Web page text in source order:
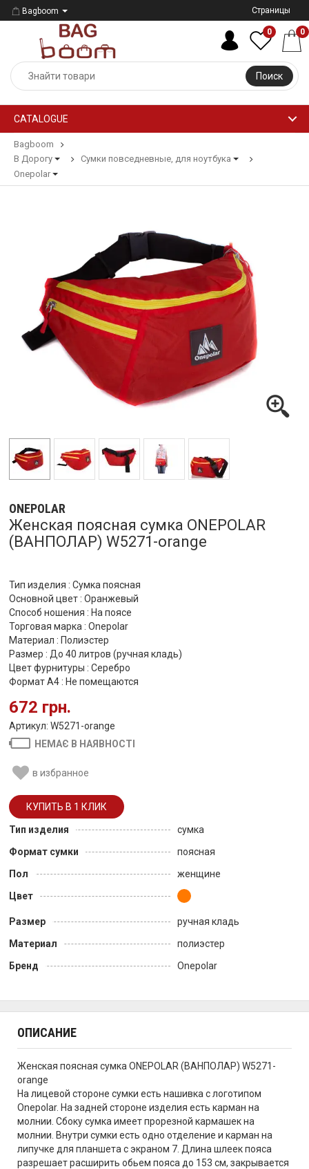
Bagboom Страницы
Поиск
0 0
CATALOGUE
Bagboom
В Дорогу
Сумки повседневные, для ноутбука
Onepolar
ONEPOLAR
Женская поясная сумка ONEPOLAR
(ВАНПОЛАР) W5271-orange
Тип изделия : Сумка поясная
Основной цвет : Оранжевый
Способ ношения : На поясе
Торговая марка : Onepolar
Материал : Полиэстер
Размер : До 40 литров (ручная кладь)
Цвет фурнитуры : Серебро
Формат А4 : Не помещаются
672 грн.
Артикул: W5271-orange
НЕМАЄ В НАЯВНОСТІ
в избранное
Тип изделия
сумка
Формат сумки
поясная
Пол
женщине
Цвет
Размер
ручная кладь
Материал
полиэстер
Бренд
Onepolar
ОПИСАНИЕ
Женская поясная сумка ONEPOLAR (ВАНПОЛАР) W5271-
orange
На лицевой стороне сумки есть нашивка с логотипом
Onepolar. На задней стороне изделия есть карман на
молнии. Сбоку сумка имеет прорезной кармашек на
молнии. Внутри сумки есть одно отделение и карман на
липучке для планшета с экраном 7. Длина шлеек пояса
разрешает расширить обьем пояса до 153 см, закрывается